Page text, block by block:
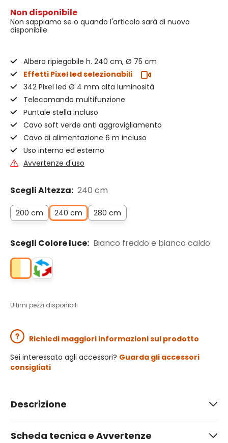
Non disponibile
Non sappiamo se o quando l'articolo sarà di nuovo
disponibile
Albero ripiegabile h. 240 cm, Ø 75 cm
Effetti Pixel led selezionabili
342 Pixel led Ø 4 mm alta luminosità
Telecomando multifunzione
Puntale stella incluso
Cavo soft verde anti aggrovigliamento
Cavo di alimentazione 6 m incluso
Uso interno ed esterno
Avvertenze d'uso
Scegli Altezza: 240 cm
200 cm 240 cm 280 cm
Scegli Colore luce: Bianco freddo e bianco caldo
Ultimi pezzi disponibili
Richiedi maggiori informazioni sul prodotto
Sei interessato agli accessori? Guarda gli accessori
consigliati
Descrizione
Scheda tecnica e Avvertenze